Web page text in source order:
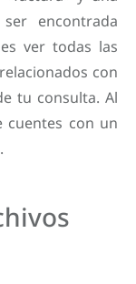
encontrada
ver todas las
con
tu consulta. Al
cuentes con un